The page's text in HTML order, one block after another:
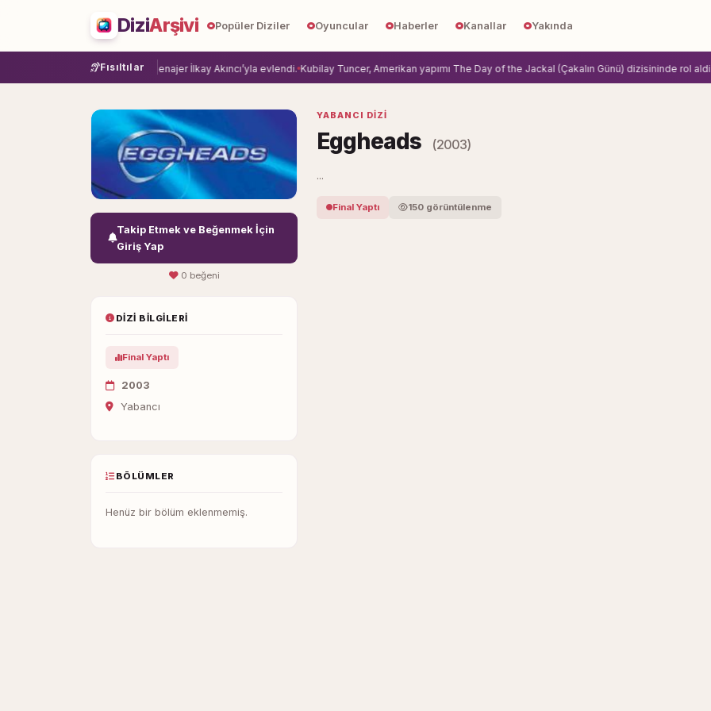
DiziArşivi Popüler Diziler Oyuncular Haberler Kanallar Yakında
Fısıltılar
Damla Sönmez, menajer İlkay Akıncı’yla evlendi. Kubilay Tuncer, Amerikan yapımı The Day of the Jackal (Çakalın Günü) dizisininde rol aldi.
Takip Etmek ve Beğenmek İçin
Giriş Yap
0 beğeni
DIZI BILGILERI
Final Yaptı
2003
Yabancı
BÖLÜMLER
Henüz bir bölüm eklenmemiş.
YABANCI DIZI
Eggheads (2003)
...
Final Yaptı 150 görüntülenme